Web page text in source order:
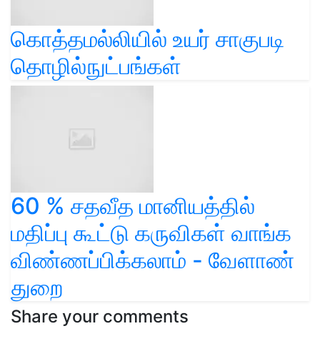
கொத்தமல்லியில் உயர் சாகுபடி
தொழில்நுட்பங்கள்
60 % சதவீத மானியத்தில்
மதிப்பு கூட்டு கருவிகள் வாங்க
விண்ணப்பிக்கலாம் - வேளாண்
துறை
Share your comments